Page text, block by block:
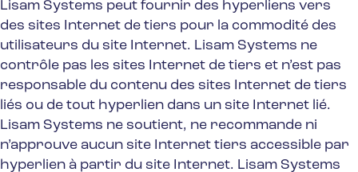
Lisam Systems peut fournir des hyperliens vers
des sites Internet de tiers pour la commodité des
utilisateurs du site Internet. Lisam Systems ne
contrôle pas les sites Internet de tiers et n’est pas
responsable du contenu des sites Internet de tiers
liés ou de tout hyperlien dans un site Internet lié.
Lisam Systems ne soutient, ne recommande ni
n’approuve aucun site Internet tiers accessible par
hyperlien à partir du site Internet. Lisam Systems